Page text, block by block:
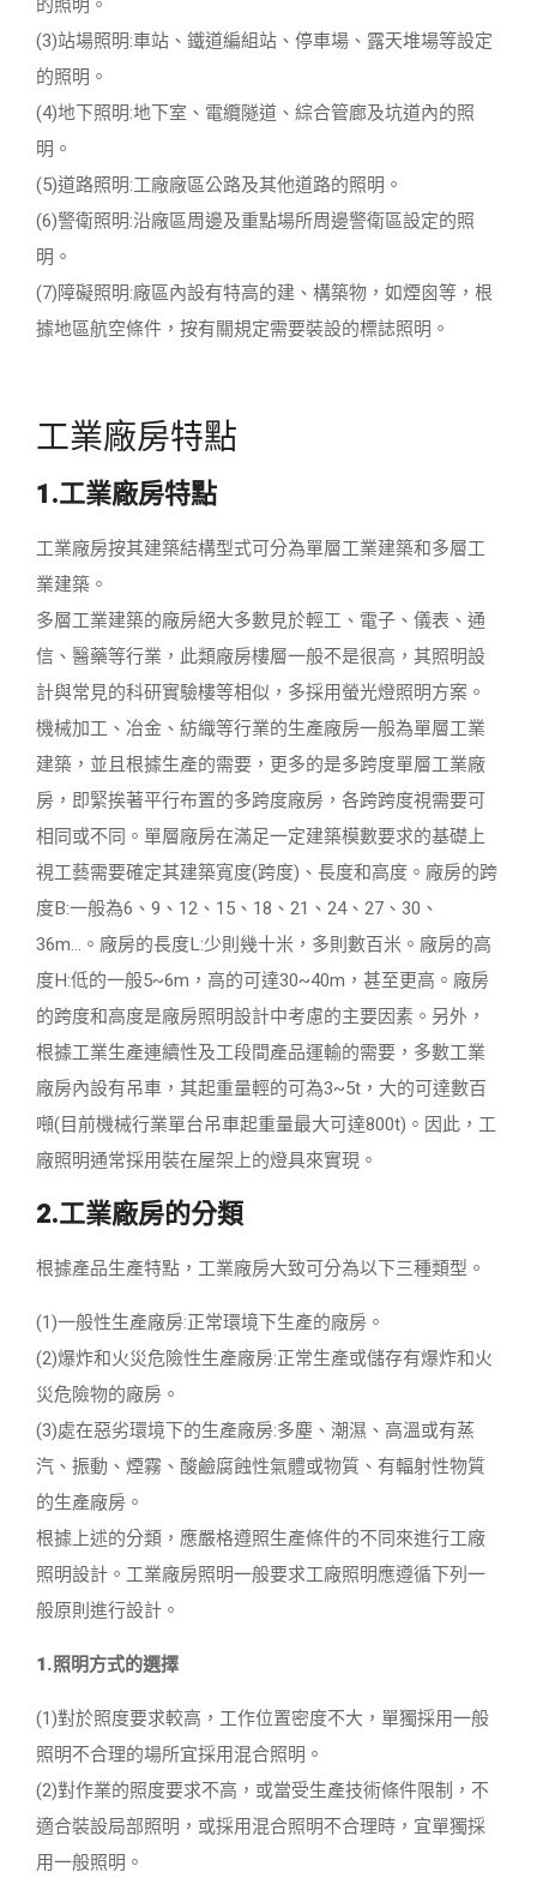
(3)站場照明:車站、鐵道編組站、停車場、露天堆場等設定
的照明。
(4)地下照明:地下室、電纜隧道、綜合管廊及坑道內的照
明。
(5)道路照明:工廠廠區公路及其他道路的照明。
(6)警衛照明:沿廠區周邊及重點場所周邊警衛區設定的照
明。
(7)障礙照明:廠區內設有特高的建、構築物，如煙囪等，根
據地區航空條件，按有關規定需要裝設的標誌照明。
工業廠房特點
1.工業廠房特點
工業廠房按其建築結構型式可分為單層工業建築和多層工
業建築。
多層工業建築的廠房絕大多數見於輕工、電子、儀表、通
信、醫藥等行業，此類廠房樓層一般不是很高，其照明設
計與常見的科研實驗樓等相似，多採用螢光燈照明方案。
機械加工、冶金、紡織等行業的生產廠房一般為單層工業
建築，並且根據生產的需要，更多的是多跨度單層工業廠
房，即緊挨著平行布置的多跨度廠房，各跨跨度視需要可
相同或不同。單層廠房在滿足一定建築模數要求的基礎上
視工藝需要確定其建築寬度(跨度)、長度和高度。廠房的跨
度B:一般為6、9、12、15、18、21、24、27、30、
36m...。廠房的長度L:少則幾十米，多則數百米。廠房的高
度H:低的一般5~6m，高的可達30~40m，甚至更高。廠房
的跨度和高度是廠房照明設計中考慮的主要因素。另外，
根據工業生產連續性及工段間產品運輸的需要，多數工業
廠房內設有吊車，其起重量輕的可為3~5t，大的可達數百
噸(目前機械行業單台吊車起重量最大可達800t)。因此，工
廠照明通常採用裝在屋架上的燈具來實現。
2.工業廠房的分類
根據產品生產特點，工業廠房大致可分為以下三種類型。
(1)一般性生產廠房:正常環境下生產的廠房。
(2)爆炸和火災危險性生產廠房:正常生產或儲存有爆炸和火
災危險物的廠房。
(3)處在惡劣環境下的生產廠房:多塵、潮濕、高溫或有蒸
汽、振動、煙霧、酸鹼腐蝕性氣體或物質、有輻射性物質
的生產廠房。
根據上述的分類，應嚴格遵照生產條件的不同來進行工廠
照明設計。工業廠房照明一般要求工廠照明應遵循下列一
般原則進行設計。
1.照明方式的選擇
(1)對於照度要求較高，工作位置密度不大，單獨採用一般
照明不合理的場所宜採用混合照明。
(2)對作業的照度要求不高，或當受生產技術條件限制，不
適合裝設局部照明，或採用混合照明不合理時，宜單獨採
用一般照明。